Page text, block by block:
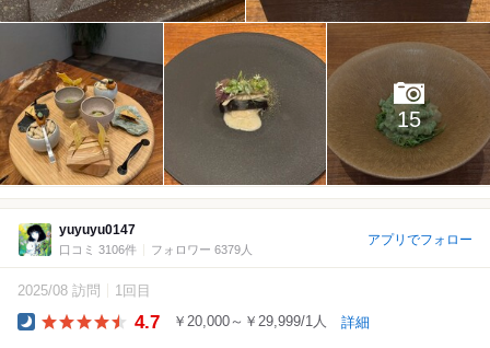
15
yuyuyu0147
口コミ 3106件 フォロワー 6379人
アプリでフォロー
2025/08 訪問 1回目
4.7 ￥20,000～￥29,999/1人 詳細